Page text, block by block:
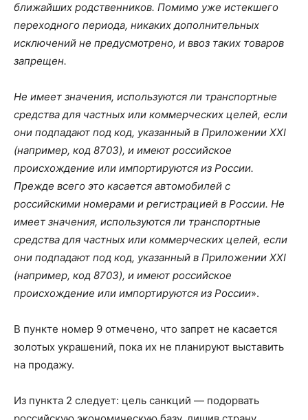
ближайших родственников. Помимо уже истекшего
переходного периода, никаких дополнительных
исключений не предусмотрено, и ввоз таких товаров
запрещен.
Не имеет значения, используются ли транспортные
средства для частных или коммерческих целей, если
они подпадают под код, указанный в Приложении XXI
(например, код 8703), и имеют российское
происхождение или импортируются из России.
Прежде всего это касается автомобилей с
российскими номерами и регистрацией в России. Не
имеет значения, используются ли транспортные
средства для частных или коммерческих целей, если
они подпадают под код, указанный в Приложении XXI
(например, код 8703), и имеют российское
происхождение или импортируются из России».
В пункте номер 9 отмечено, что запрет не касается
золотых украшений, пока их не планируют выставить
на продажу.
Из пункта 2 следует: цель санкций — подорвать